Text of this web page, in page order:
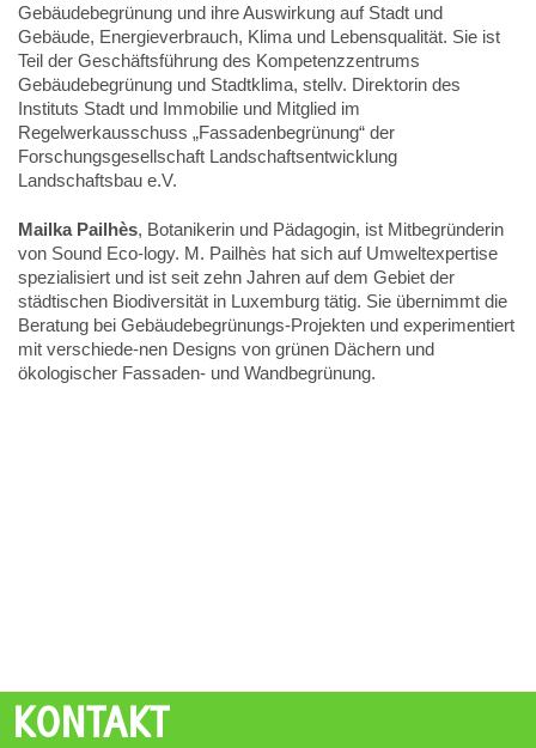
Gebäudebegrünung und ihre Auswirkung auf Stadt und
Gebäude, Energieverbrauch, Klima und Lebensqualität. Sie ist
Teil der Geschäftsführung des Kompetenzzentrums
Gebäudebegrünung und Stadtklima, stellv. Direktorin des
Instituts Stadt und Immobilie und Mitglied im
Regelwerkausschuss „Fassadenbegrünung“ der
Forschungsgesellschaft Landschaftsentwicklung
Landschaftsbau e.V.
Mailka Pailhès, Botanikerin und Pädagogin, ist Mitbegründerin
von Sound Eco-logy. M. Pailhès hat sich auf Umweltexpertise
spezialisiert und ist seit zehn Jahren auf dem Gebiet der
städtischen Biodiversität in Luxemburg tätig. Sie übernimmt die
Beratung bei Gebäudebegrünungs-Projekten und experimentiert
mit verschiede-nen Designs von grünen Dächern und
ökologischer Fassaden- und Wandbegrünung.
KONTAKT